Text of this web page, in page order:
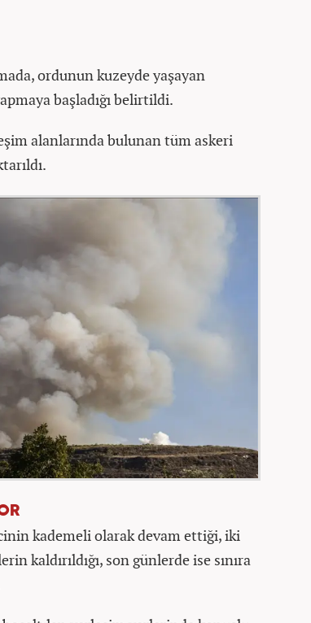
ordunun kuzeyde yaşayan
başladığı belirtildi.
alanlarında bulunan tüm askeri
kademeli olarak devam ettiği, iki
kaldırıldığı, son günlerde ise sınıra